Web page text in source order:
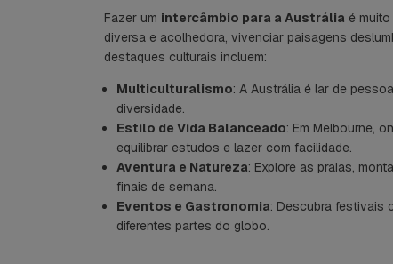
Fazer um intercâmbio para a Austrália é
diversa e acolhedora, vivenciar paisagens
destaques culturais incluem:
Multiculturalismo: A Austrália é lar de
diversidade.
Estilo de Vida Balanceado: Em Melbourne,
equilibrar estudos e lazer com facilidade.
Aventura e Natureza: Explore as praias,
finais de semana.
Eventos e Gastronomia: Descubra festivais
diferentes partes do globo.